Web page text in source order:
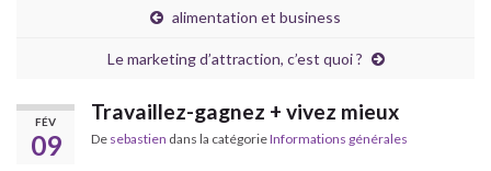
alimentation et business
Le marketing d’attraction, c’est quoi ?
FÉV
09
Travaillez-gagnez + vivez mieux
De sebastien dans la catégorieInformations générales